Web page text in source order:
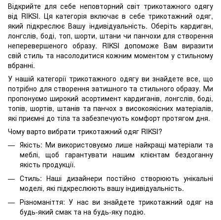
Відкрийте для себе неповторний світ трикотажного одягу
від RIKSI. Ця категорія включає в себе трикотажний одяг,
який підкреслює Вашу індивідуальність. Оберіть кардиган,
лонгслів, боді, топ, шорти, штани чи панчохи для створення
неперевершеного образу. RIKSI допоможе Вам виразити
свій стиль та насолодитися кожним моментом у стильному
вбранні.
У нашій категорії трикотажного одягу ви знайдете все, що
потрібно для створення затишного та стильного образу. Ми
пропонуємо широкий асортимент кардиганів, лонгслів, боді,
топів, шортів, штанів та панчох з високоякісних матеріалів,
які приємні до тіла та забезпечують комфорт протягом дня.
Чому варто вибрати трикотажний одяг RIKSI?
Якість: Ми використовуємо лише найкращі матеріали та
меблі, щоб гарантувати нашим клієнтам бездоганну
якість продукції.
Стиль: Наші дизайнери постійно створюють унікальні
моделі, які підкреслюють вашу індивідуальність.
Різноманіття: У нас ви знайдете трикотажний одяг на
будь-який смак та на будь-яку подію.